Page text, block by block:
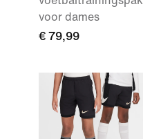
voor dames
€ 79,99